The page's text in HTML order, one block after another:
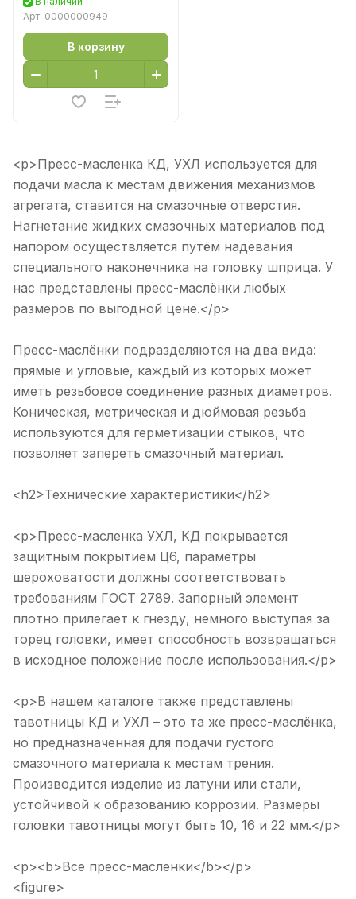
Арт. 0000000949
В корзину
<p>Пресс-масленка КД, УХЛ используется для
подачи масла к местам движения механизмов
агрегата, ставится на смазочные отверстия.
Нагнетание жидких смазочных материалов под
напором осуществляется путём надевания
специального наконечника на головку шприца. У
нас представлены пресс-маслёнки любых
размеров по выгодной цене.</p>
Пресс-маслёнки подразделяются на два вида:
прямые и угловые, каждый из которых может
иметь резьбовое соединение разных диаметров.
Коническая, метрическая и дюймовая резьба
используются для герметизации стыков, что
позволяет запереть смазочный материал.
<h2>Технические характеристики</h2>
<p>Пресс-масленка УХЛ, КД покрывается
защитным покрытием Ц6, параметры
шероховатости должны соответствовать
требованиям ГОСТ 2789. Запорный элемент
плотно прилегает к гнезду, немного выступая за
торец головки, имеет способность возвращаться
в исходное положение после использования.</p>
<p>В нашем каталоге также представлены
тавотницы КД и УХЛ – это та же пресс-маслёнка,
но предназначенная для подачи густого
смазочного материала к местам трения.
Производится изделие из латуни или стали,
устойчивой к образованию коррозии. Размеры
головки тавотницы могут быть 10, 16 и 22 мм.</p>
<p><b>Все пресс-масленки</b></p>
<figure>